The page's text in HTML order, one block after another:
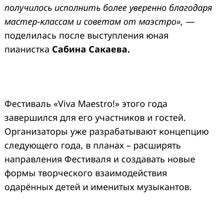
получилось исполнить более уверенно благодаря
мастер-классам и советам от маэстро», —
поделилась после выступления юная
пианистка Сабина Сакаева.
Фестиваль «Viva Maestro!» этого года
завершился для его участников и гостей.
Организаторы уже разрабатывают концепцию
следующего года, в планах – расширять
направления Фестиваля и создавать новые
формы творческого взаимодействия
одарённых детей и именитых музыкантов.